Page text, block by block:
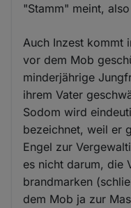
"Stamm" meint,
Auch Inzest kommt
vor dem Mob
minderjährige
ihrem Vater
Sodom wird
bezeichnet, weil er
Engel zur
es nicht darum, die
brandmarken
dem Mob ja zur